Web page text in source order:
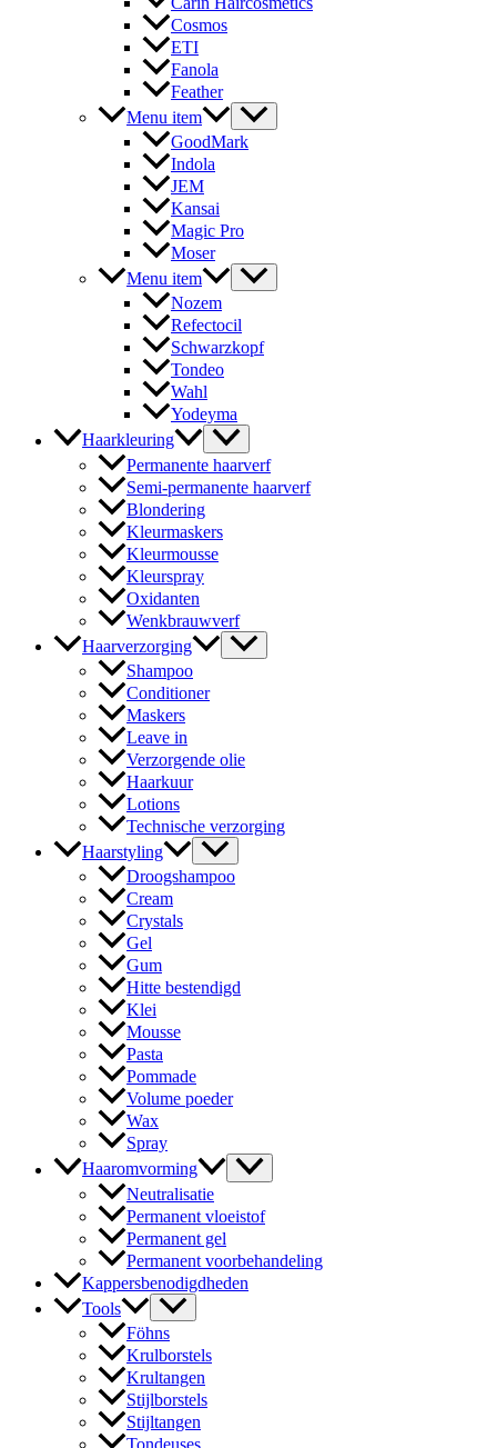
Cosmos
ETI
Fanola
Feather
Menu item
GoodMark
Indola
JEM
Kansai
Magic Pro
Moser
Menu item
Nozem
Refectocil
Schwarzkopf
Tondeo
Wahl
Yodeyma
Haarkleuring
Permanente haarverf
Semi-permanente haarverf
Blondering
Kleurmaskers
Kleurmousse
Kleurspray
Oxidanten
Wenkbrauwverf
Haarverzorging
Shampoo
Conditioner
Maskers
Leave in
Verzorgende olie
Haarkuur
Lotions
Technische verzorging
Haarstyling
Droogshampoo
Cream
Crystals
Gel
Gum
Hitte bestendigd
Klei
Mousse
Pasta
Pommade
Volume poeder
Wax
Spray
Haaromvorming
Neutralisatie
Permanent vloeistof
Permanent gel
Permanent voorbehandeling
Kappersbenodigdheden
Tools
Föhns
Krulborstels
Krultangen
Stijlborstels
Stijltangen
Tondeuses